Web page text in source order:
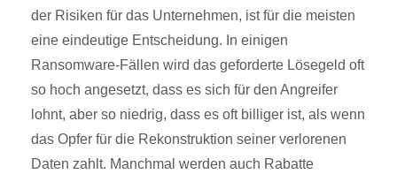
der Risiken für das Unternehmen, ist für die meisten
eine eindeutige Entscheidung. In einigen
Ransomware-Fällen wird das geforderte Lösegeld oft
so hoch angesetzt, dass es sich für den Angreifer
lohnt, aber so niedrig, dass es oft billiger ist, als wenn
das Opfer für die Rekonstruktion seiner verlorenen
Daten zahlt. Manchmal werden auch Rabatte